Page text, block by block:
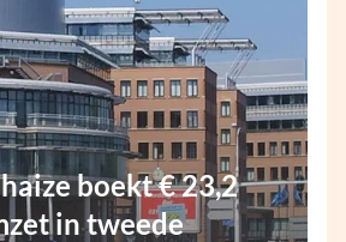
boekt € 23,2
in tweede